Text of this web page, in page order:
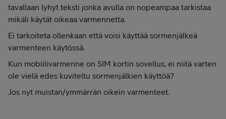
tavallaan lyhyt teksti jonka avulla on nopeampaa tarkistaa
mikäli käytät oikeaa varmennetta.
Ei tarkoiteta ollenkaan että voisi käyttää sormenjälkeä
varmenteen käytössä.
Kun mobiilivarmenne on SIM kortin sovellus, ei niitä varten
ole vielä edes kuviteltu sormenjälkien käyttöä?
Jos nyt muistan/ymmärrän oikein varmenteet.